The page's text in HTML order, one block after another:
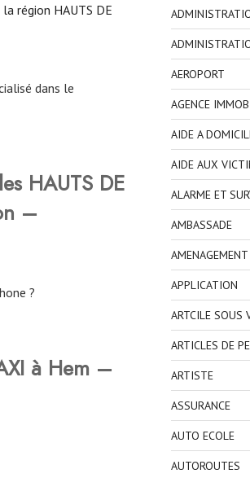
la région HAUTS DE
dans le
HAUTS DE
–
?
à Hem –
AEROPORT
AGENCE
AIDE A
AIDE AUX
ALARME ET
AMBASSADE
APPLICATION
ARTCILE SOUS
ARTICLES DE
ARTISTE
ASSURANCE
AUTO ECOLE
AUTOROUTES